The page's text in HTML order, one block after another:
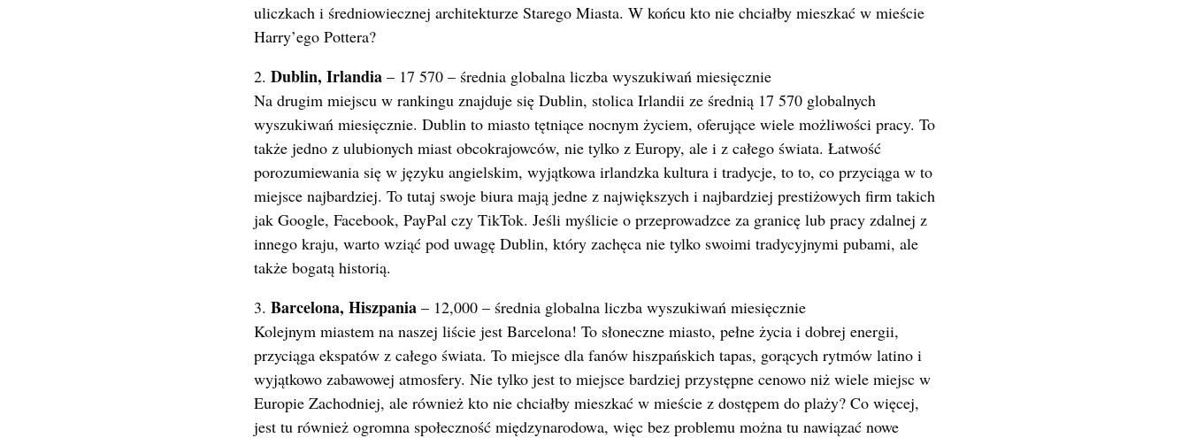
uliczkach i średniowiecznej architekturze Starego Miasta. W końcu kto nie chciałby mieszkać w mieście
Harry’ego Pottera?
2. Dublin, Irlandia – 17 570 – średnia globalna liczba wyszukiwań miesięcznie
Na drugim miejscu w rankingu znajduje się Dublin, stolica Irlandii ze średnią 17 570 globalnych
wyszukiwań miesięcznie. Dublin to miasto tętniące nocnym życiem, oferujące wiele możliwości pracy. To
także jedno z ulubionych miast obcokrajowców, nie tylko z Europy, ale i z całego świata. Łatwość
porozumiewania się w języku angielskim, wyjątkowa irlandzka kultura i tradycje, to to, co przyciąga w to
miejsce najbardziej. To tutaj swoje biura mają jedne z największych i najbardziej prestiżowych firm takich
jak Google, Facebook, PayPal czy TikTok. Jeśli myślicie o przeprowadzce za granicę lub pracy zdalnej z
innego kraju, warto wziąć pod uwagę Dublin, który zachęca nie tylko swoimi tradycyjnymi pubami, ale
także bogatą historią.
3. Barcelona, Hiszpania – 12,000 – średnia globalna liczba wyszukiwań miesięcznie
Kolejnym miastem na naszej liście jest Barcelona! To słoneczne miasto, pełne życia i dobrej energii,
przyciąga ekspatów z całego świata. To miejsce dla fanów hiszpańskich tapas, gorących rytmów latino i
wyjątkowo zabawowej atmosfery. Nie tylko jest to miejsce bardziej przystępne cenowo niż wiele miejsc w
Europie Zachodniej, ale również kto nie chciałby mieszkać w mieście z dostępem do plaży? Co więcej,
jest tu również ogromna społeczność międzynarodowa, więc bez problemu można tu nawiązać nowe